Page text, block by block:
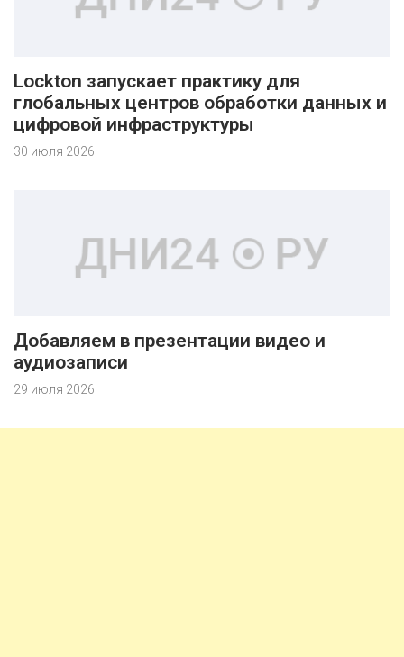
Lockton запускает практику для
глобальных центров обработки данных и
цифровой инфраструктуры
30 июля 2026
Добавляем в презентации видео и
аудиозаписи
29 июля 2026